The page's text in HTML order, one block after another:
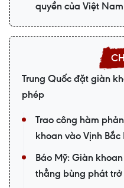
quyền của Việt
Trung Quốc đặt giàn
phép
Trao công hàm
khoan vào Vịnh Bắc
Báo Mỹ: Giàn
thẳng bùng phát